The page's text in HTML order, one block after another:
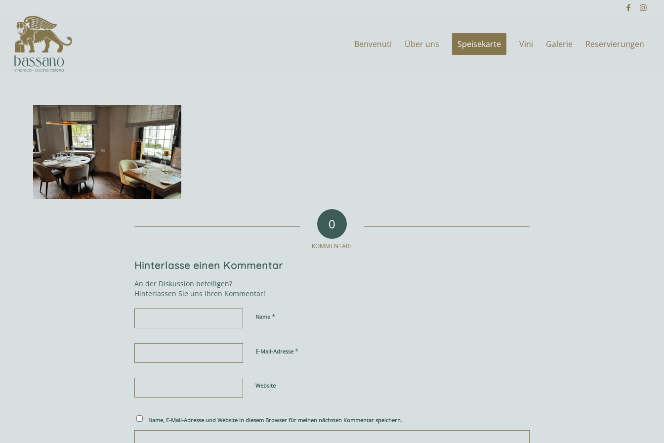
Benvenuti Über uns Speisekarte Vini Galerie Reservierungen
0
KOMMENTARE
Hinterlasse einen Kommentar
An der Diskussion beteiligen?
Hinterlassen Sie uns Ihren Kommentar!
Name *
E-Mail-Adresse *
Website
Name, E-Mail-Adresse und Website in diesem Browser für meinen nächsten Kommentar speichern.